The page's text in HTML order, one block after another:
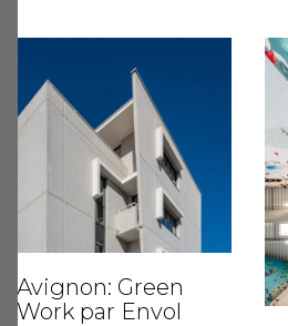
Avignon: Green
Work par Envol